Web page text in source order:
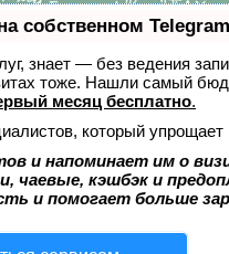
собственном
знает — без ведения
тоже. Нашли самый
месяц бесплатно.
который упрощает
и напоминает им о
чаевые, кэшбэк и
и помогает больше